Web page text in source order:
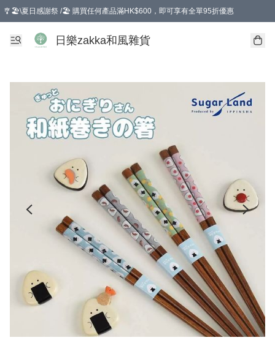
🎐🏖️\夏日感謝祭 /🏖️ 購買任何產品滿HK$600，即可享有全單95折優惠
選擇GoGoX住宅/工商地址配送，單一訂單消費購物滿HK$680(折扣後），可享有
日樂zakka和風雜貨